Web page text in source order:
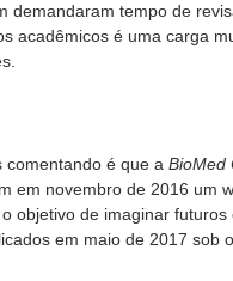
demandaram tempo de
acadêmicos é uma carga
comentando é que a BioMed
em novembro de 2016 um
objetivo de imaginar
em maio de 2017 sob